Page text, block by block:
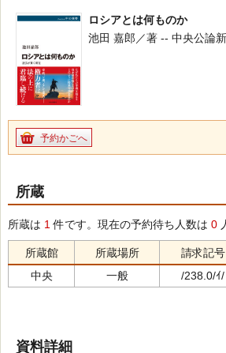
ロシアとは何ものか
池田 嘉郎／著 -- 中央公論
予約かごへ
所蔵
所蔵は 1 件です。現在の予約待ち人数は 0
所蔵館 所蔵場所 請求記号
中央
一般 /238.0/ｲ/
資料詳細